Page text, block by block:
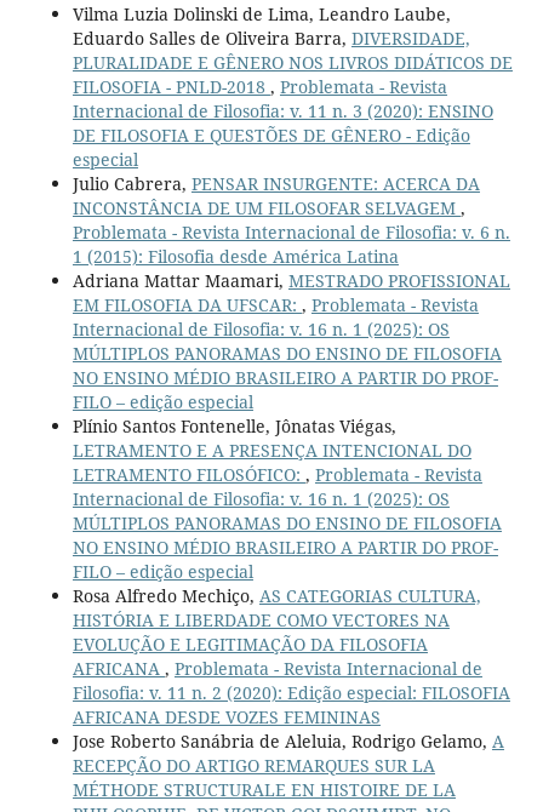
Vilma Luzia Dolinski de Lima, Leandro Laube,
Eduardo Salles de Oliveira Barra, DIVERSIDADE,
PLURALIDADE E GÊNERO NOS LIVROS DIDÁTICOS DE
FILOSOFIA - PNLD-2018 , Problemata - Revista
Internacional de Filosofia: v. 11 n. 3 (2020): ENSINO
DE FILOSOFIA E QUESTÕES DE GÊNERO - Edição
especial
Julio Cabrera, PENSAR INSURGENTE: ACERCA DA
INCONSTÂNCIA DE UM FILOSOFAR SELVAGEM ,
Problemata - Revista Internacional de Filosofia: v. 6 n.
1 (2015): Filosofia desde América Latina
Adriana Mattar Maamari, MESTRADO PROFISSIONAL
EM FILOSOFIA DA UFSCAR: , Problemata - Revista
Internacional de Filosofia: v. 16 n. 1 (2025): OS
MÚLTIPLOS PANORAMAS DO ENSINO DE FILOSOFIA
NO ENSINO MÉDIO BRASILEIRO A PARTIR DO PROF-
FILO – edição especial
Plínio Santos Fontenelle, Jônatas Viégas,
LETRAMENTO E A PRESENÇA INTENCIONAL DO
LETRAMENTO FILOSÓFICO: , Problemata - Revista
Internacional de Filosofia: v. 16 n. 1 (2025): OS
MÚLTIPLOS PANORAMAS DO ENSINO DE FILOSOFIA
NO ENSINO MÉDIO BRASILEIRO A PARTIR DO PROF-
FILO – edição especial
Rosa Alfredo Mechiço, AS CATEGORIAS CULTURA,
HISTÓRIA E LIBERDADE COMO VECTORES NA
EVOLUÇÃO E LEGITIMAÇÃO DA FILOSOFIA
AFRICANA , Problemata - Revista Internacional de
Filosofia: v. 11 n. 2 (2020): Edição especial: FILOSOFIA
AFRICANA DESDE VOZES FEMININAS
Jose Roberto Sanábria de Aleluia, Rodrigo Gelamo, A
RECEPÇÃO DO ARTIGO REMARQUES SUR LA
MÉTHODE STRUCTURALE EN HISTOIRE DE LA